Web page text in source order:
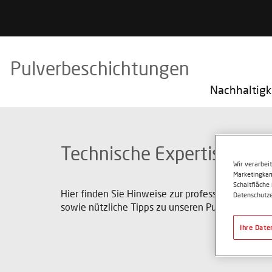
Pulverbeschichtungen
Technische Expertise &
Hier finden Sie Hinweise zur professionellen
sowie nützliche Tipps zu unseren Pulverlacken.
Wir
Schaltfläche
Ihre